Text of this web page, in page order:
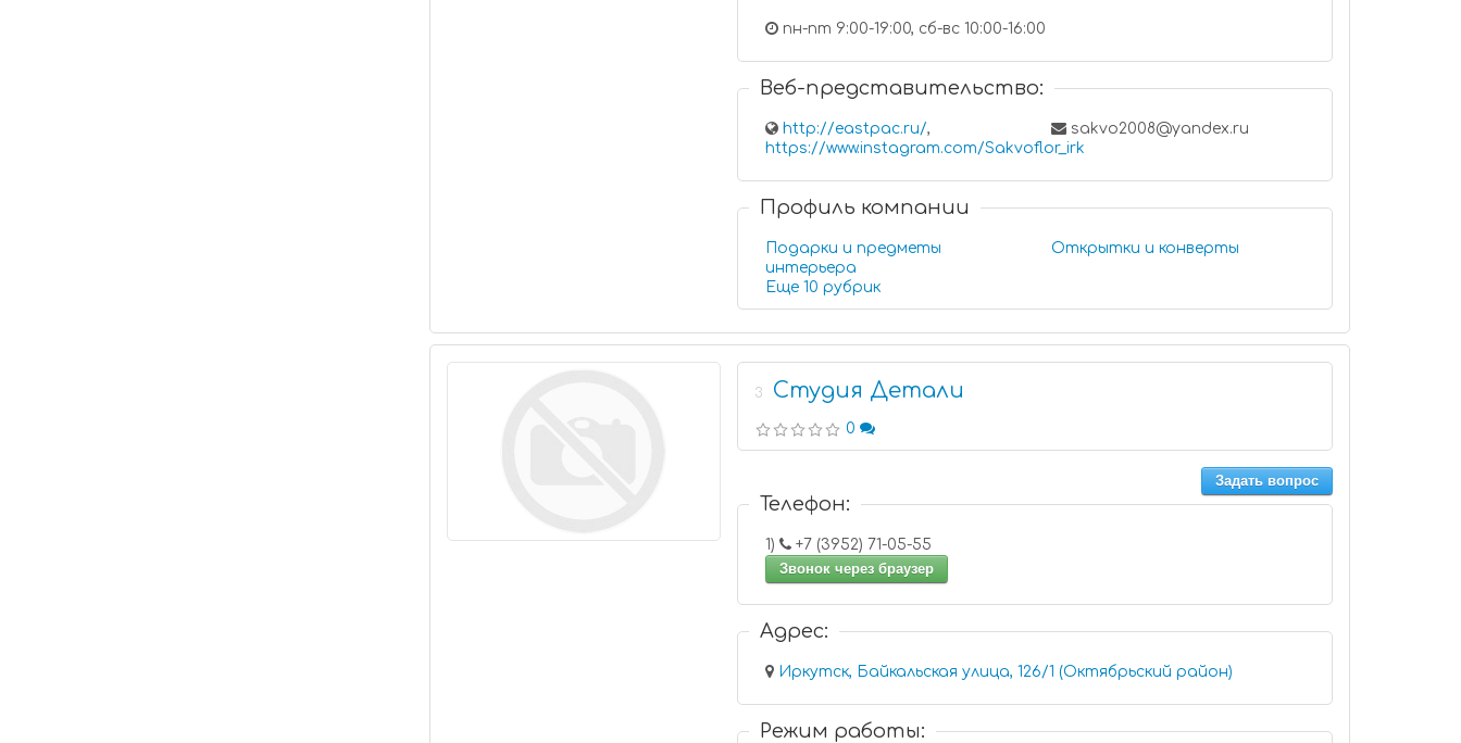
пн-пт 9:00-19:00, сб-вс 10:00-16:00
Веб-представительство:
http://eastpac.ru/,
https://www.instagram.com/Sakvoflor_irk
sakvo2008@yandex.ru
Профиль компании
Подарки и предметы
интерьера
Открытки и конверты
Еще 10 рубрик
3 Студия Детали
0
Задать вопрос
Телефон:
1)
+7 (3952) 71-05-55
Звонок через браузер
Адрес:
Иркутск, Байкальская улица, 126/1 (Октябрьский район)
Режим работы: